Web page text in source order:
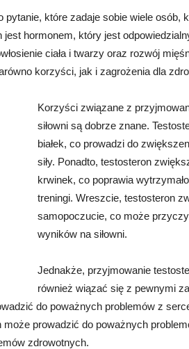
pytanie, które zadaje sobie wiele osób,
jest hormonem, który jest
ciała i twarzy oraz rozwój
korzyści, jak i zagrożenia dla
Korzyści związane z
siłowni są dobrze znane.
białek, co prowadzi do
siły. Ponadto, testosteron
krwinek, co poprawia
treningi. Wreszcie, testosteron
samopoczucie, co może
wyników na siłowni.
Jednakże, przyjmowanie
również wiązać się z pewnymi
do poważnych problemów z
prowadzić do poważnych
zdrowotnych.